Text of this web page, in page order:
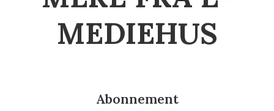
MEDIEHUS
Abonnement